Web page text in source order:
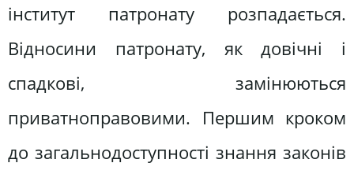
інститут патронату розпадається.
Відносини патронату, як довічні і
спадкові, замінюються
приватноправовими. Першим кроком
до загальнодоступності знання законів